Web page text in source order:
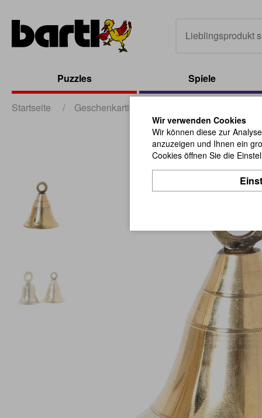
Puzzles Spiele
Startseite / Geschenkartikel
Wir verwenden Cookies
Wir können diese zur
anzuzeigen und Ihnen ein
Cookies öffnen Sie die